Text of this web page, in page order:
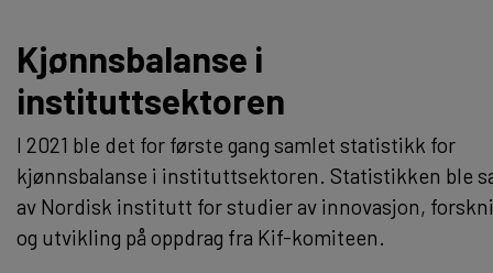
Kjønnsbalanse i
instituttsektoren
I 2021 ble det for første gang samlet statistikk for
kjønnsbalanse i instituttsektoren. Statistikken ble
av Nordisk institutt for studier av innovasjon,
og utvikling på oppdrag fra Kif-komiteen.